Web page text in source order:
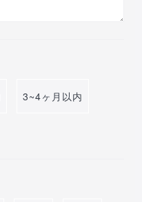
3~4ヶ月以内